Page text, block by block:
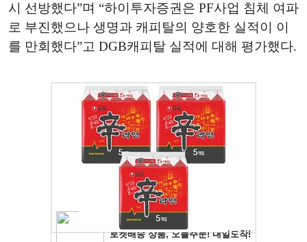
시 선방했다”며 “하이투자증권은 PF사업 침체 여파
로 부진했으나 생명과 캐피탈의 양호한 실적이 이
를 만회했다”고 DGB캐피탈 실적에 대해 평가했다.